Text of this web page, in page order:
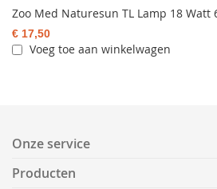
Zoo Med Naturesun TL Lamp 18 Watt
€ 17,50
Voeg toe aan winkelwagen
Onze service
Producten